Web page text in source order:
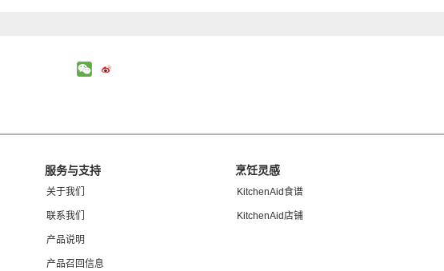
服务与支持
关于我们
联系我们
产品说明
产品召回信息
烹饪灵感
KitchenAid食谱
KitchenAid店铺